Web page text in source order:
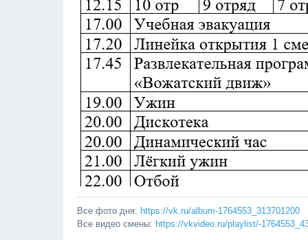
Все фото дня: https://vk.ru/album-1764553_313701200
Все видео смены: https://vkvideo.ru/playlist/-